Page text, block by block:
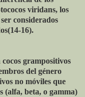
viridans, los
considerados
16).
grampositivos
del género
no móviles que
(alfa, beta, o gamma)